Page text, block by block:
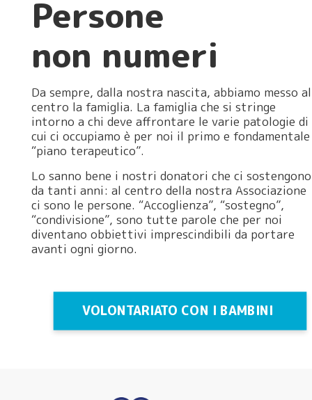
Persone
non numeri
Da sempre, dalla nostra nascita, abbiamo messo al
centro la famiglia. La famiglia che si stringe
intorno a chi deve affrontare le varie patologie di
cui ci occupiamo è per noi il primo e fondamentale
“piano terapeutico”.
Lo sanno bene i nostri donatori che ci sostengono
da tanti anni: al centro della nostra Associazione
ci sono le persone. “Accoglienza”, “sostegno”,
“condivisione”, sono tutte parole che per noi
diventano obbiettivi imprescindibili da portare
avanti ogni giorno.
VOLONTARIATO CON I BAMBINI